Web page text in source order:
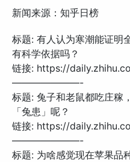
新闻来源：知乎日榜
标题: 有人认为寒潮能证明
有科学依据吗？
链接: https://
———————-
标题: 兔子和老鼠都吃庄稼
「兔患」呢？
链接: https://
———————-
标题: 为啥感觉现在苹果品